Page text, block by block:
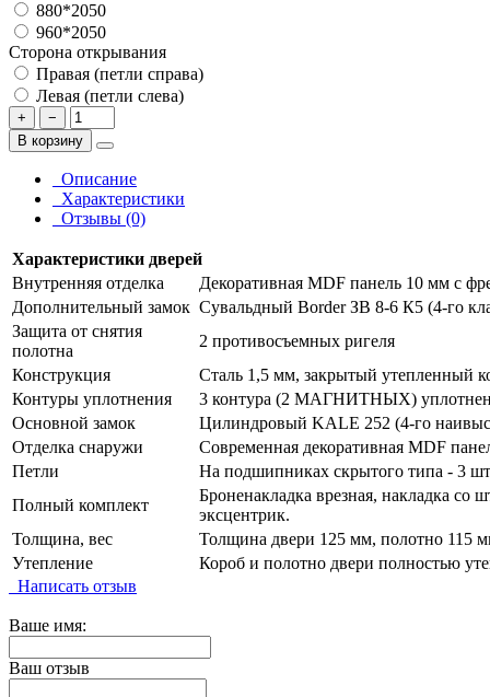
880*2050
960*2050
Сторона открывания
Правая (петли справа)
Левая (петли слева)
+
−
В корзину
Описание
Характеристики
Отзывы (0)
Характеристики дверей
Внутренняя отделка
Декоративная MDF панель 10 мм с
Дополнительный замок Сувальдный Border ЗВ 8-6 К5 (4-го
Защита от снятия
полотна
2 противосъемных ригеля
Конструкция
Сталь 1,5 мм, закрытый утепленный
Контуры уплотнения
3 контура (2 МАГНИТНЫХ)
Основной замок
Цилиндровый KALE 252 (4-го
Отделка снаружи
Современная декоративная MDF
Петли
На подшипниках скрытого типа - 3
Полный комплект
Броненакладка врезная, накладка со
эксцентрик.
Толщина, вес
Толщина двери 125 мм, полотно 115
Утепление
Короб и полотно двери полностью
Написать отзыв
Ваше имя:
Ваш отзыв